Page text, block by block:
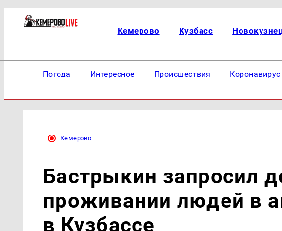
Кемерово Кузбасс
Погода Интересное Происшествия Коронавирус
Кемерово
Бастрыкин запросил
проживании людей в
в Кузбассе